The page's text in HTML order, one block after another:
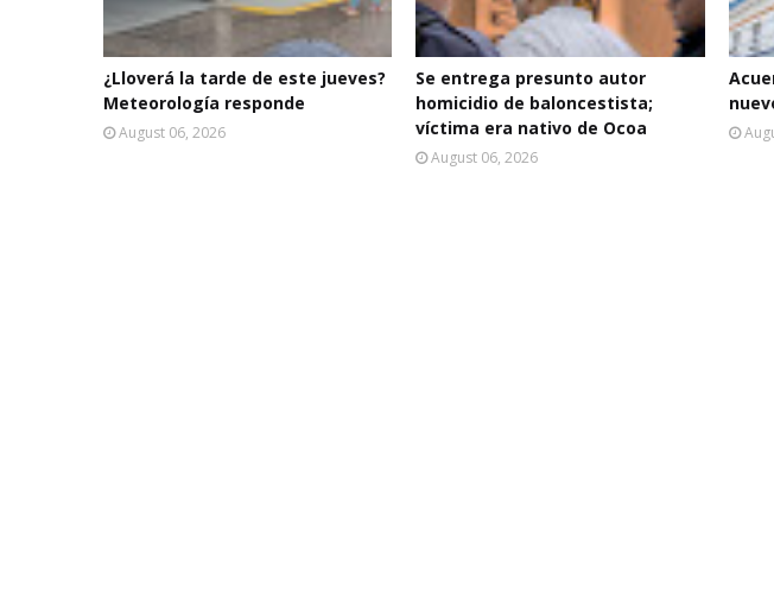
¿Lloverá la tarde de este jueves?
Meteorología responde
August 06, 2026
Se entrega presunto autor
homicidio de baloncestista;
víctima era nativo de Ocoa
August 06, 2026